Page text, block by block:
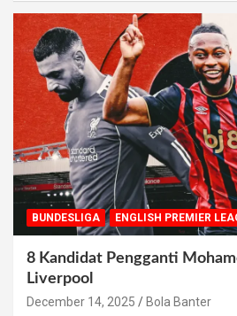
BUNDESLIGA ENGLISH PREMIER
8 Kandidat Pengganti
Liverpool
December 14, 2025 Bola Banter